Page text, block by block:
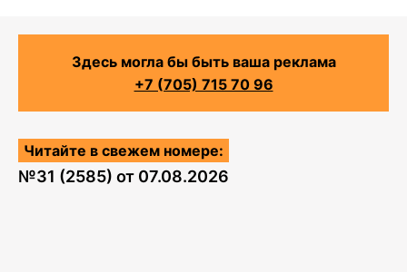
Здесь могла бы быть ваша реклама
+7 (705) 715 70 96
Читайте в свежем номере:
№31 (2585) от 07.08.2026